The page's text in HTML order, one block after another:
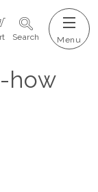
Search
how